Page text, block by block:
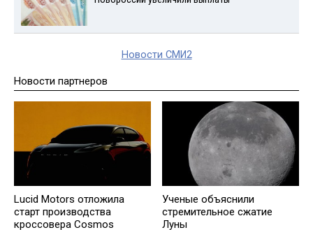
Новости СМИ2
Новости партнеров
Lucid Motors отложила
старт производства
кроссовера Cosmos
Ученые объяснили
стремительное сжатие
Луны